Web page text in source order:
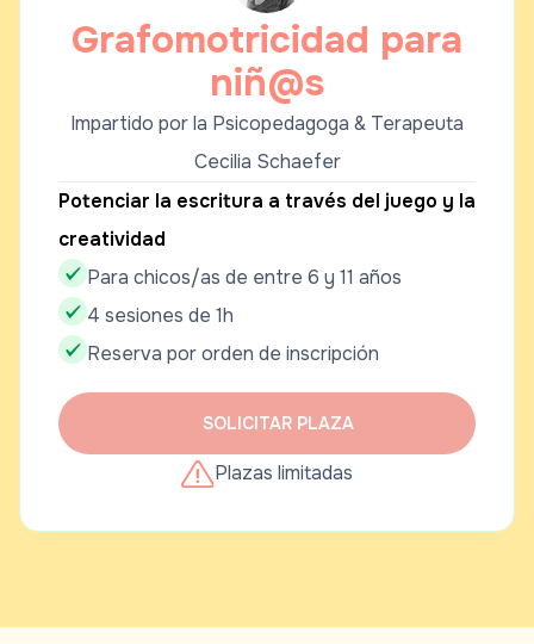
Grafomotricidad para
niñ@s
Impartido por la Psicopedagoga & Terapeuta
Cecilia Schaefer
Potenciar la escritura a través del juego y la
creatividad
Para chicos/as de entre 6 y 11 años
4 sesiones de 1h
Reserva por orden de inscripción
SOLICITAR PLAZA
Plazas limitadas